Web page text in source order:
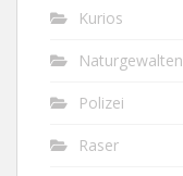
Kurios
Naturgewalten
Polizei
Raser